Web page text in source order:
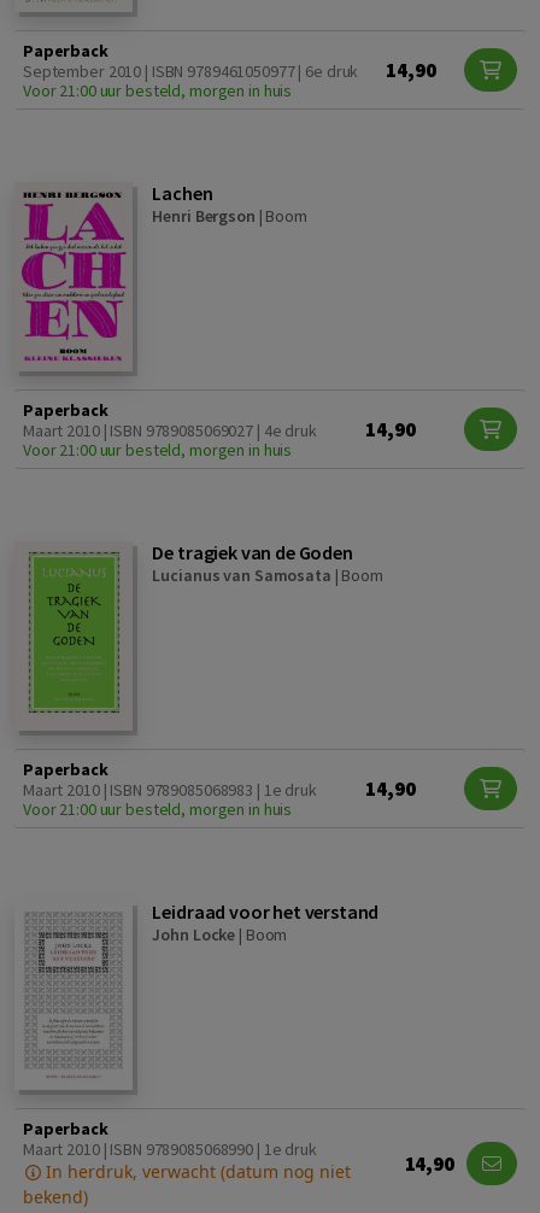
Paperback
September 2010 | ISBN 9789461050977 | 6e druk
Voor 21:00 uur besteld, morgen in huis
14,90
Lachen
Henri Bergson | Boom
Paperback
Maart 2010 | ISBN 9789085069027 | 4e druk
Voor 21:00 uur besteld, morgen in huis
14,90
De tragiek van de Goden
Lucianus van Samosata | Boom
Paperback
Maart 2010 | ISBN 9789085068983 | 1e druk
Voor 21:00 uur besteld, morgen in huis
14,90
Leidraad voor het verstand
John Locke | Boom
Paperback
Maart 2010 | ISBN 9789085068990 | 1e druk
In herdruk, verwacht (datum nog niet
bekend)
14,90